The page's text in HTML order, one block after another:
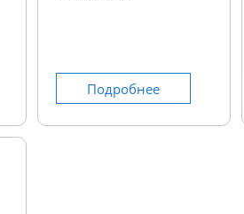
Подробнее